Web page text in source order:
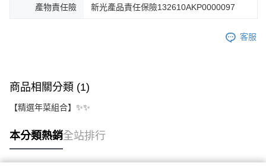
產物責任險 新光產品責任保險132610AKP0000097
客服
商品相關分類 (1)
【精選年菜組合】✨✨
本分類熱銷全站排行